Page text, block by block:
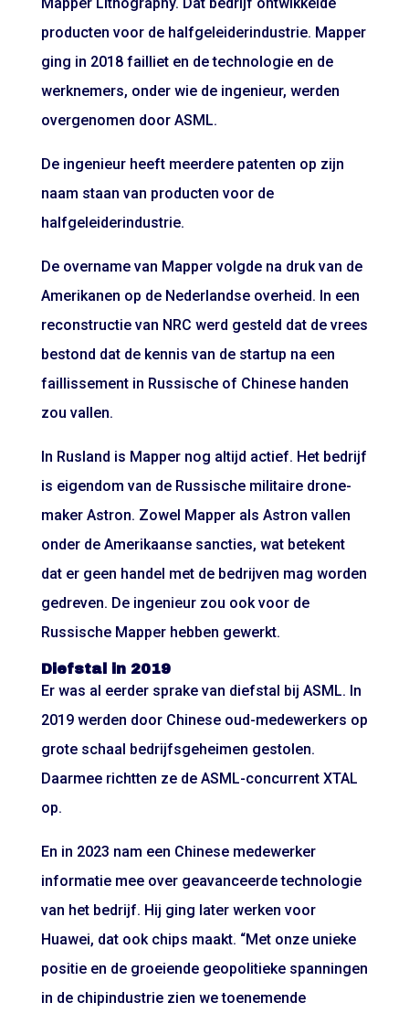
producten voor de halfgeleiderindustrie. Mapper
ging in 2018 failliet en de technologie en de
werknemers, onder wie de ingenieur, werden
overgenomen door ASML.
De ingenieur heeft meerdere patenten op zijn
naam staan van producten voor de
halfgeleiderindustrie.
De overname van Mapper volgde na druk van de
Amerikanen op de Nederlandse overheid. In een
reconstructie van NRC werd gesteld dat de vrees
bestond dat de kennis van de startup na een
faillissement in Russische of Chinese handen
zou vallen.
In Rusland is Mapper nog altijd actief. Het bedrijf
is eigendom van de Russische militaire drone-
maker Astron. Zowel Mapper als Astron vallen
onder de Amerikaanse sancties, wat betekent
dat er geen handel met de bedrijven mag worden
gedreven. De ingenieur zou ook voor de
Russische Mapper hebben gewerkt.
Diefstal in 2019
Er was al eerder sprake van diefstal bij ASML. In
2019 werden door Chinese oud-medewerkers op
grote schaal bedrijfsgeheimen gestolen.
Daarmee richtten ze de ASML-concurrent XTAL
op.
En in 2023 nam een Chinese medewerker
informatie mee over geavanceerde technologie
van het bedrijf. Hij ging later werken voor
Huawei, dat ook chips maakt. “Met onze unieke
positie en de groeiende geopolitieke spanningen
in de chipindustrie zien we toenemende